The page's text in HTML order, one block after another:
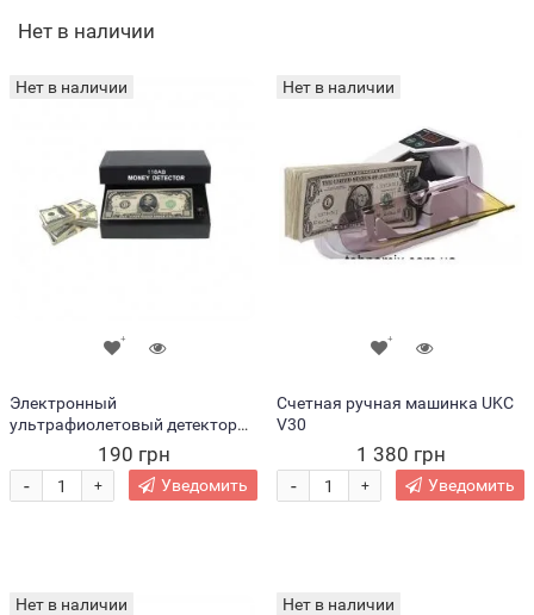
Нет в наличии
Нет в наличии
Электронный
ультрафиолетовый детектор
190 грн
+
- Уведомить
Нет в наличии
Счетная ручная машинка UKC
V30
1 380 грн
+
- Уведомить
Нет в наличии Нет в наличии